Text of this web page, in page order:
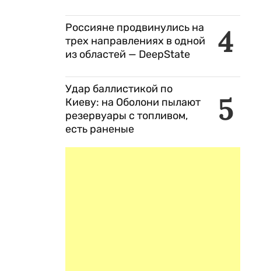
4
Россияне продвинулись на
трех направлениях в одной
из областей — DeepState
5
Удар баллистикой по
Киеву: на Оболони пылают
резервуары с топливом,
есть раненые